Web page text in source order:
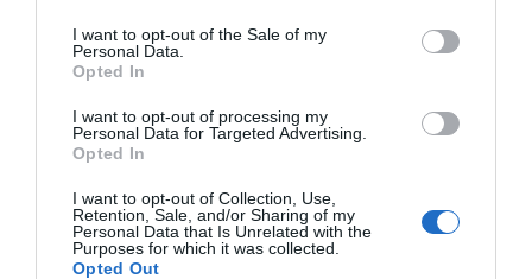
I want to opt-out of the Sale of my
Personal Data.
Opted In
I want to opt-out of processing my
Personal Data for Targeted Advertising.
Opted In
I want to opt-out of Collection, Use,
Retention, Sale, and/or Sharing of my
Personal Data that Is Unrelated with the
Purposes for which it was collected.
Opted Out